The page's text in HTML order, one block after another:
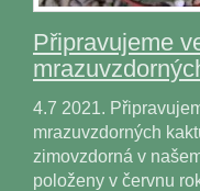
Připravujeme
4.7 2021.
mrazuvzdorných
zimovzdorná v
položeny v červnu